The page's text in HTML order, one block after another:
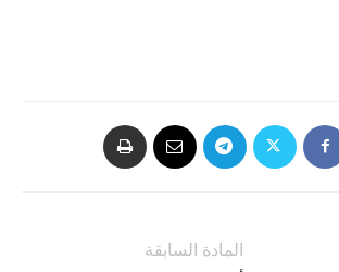
المادة السابقة